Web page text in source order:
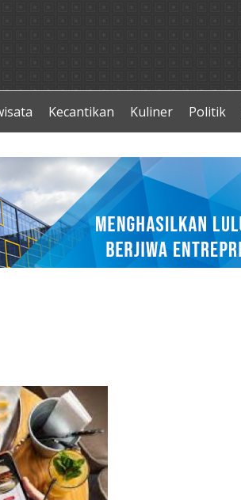
Kecantikan Kuliner Politik